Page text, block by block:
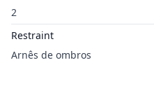
2
Restraint
Arnês de ombros